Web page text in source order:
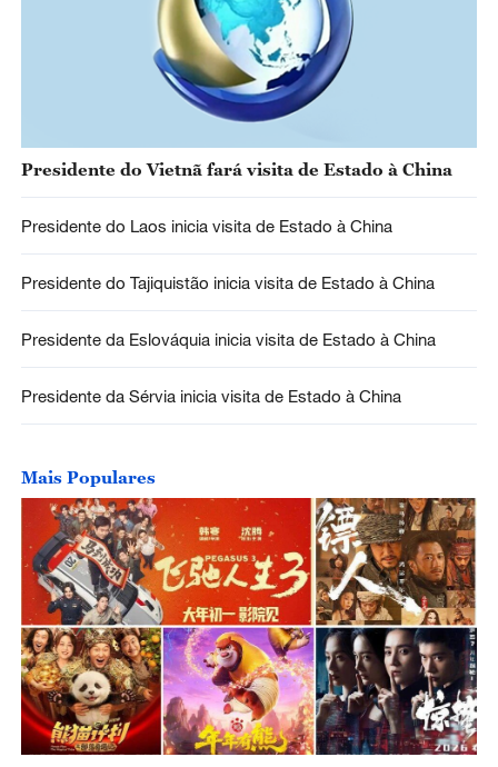
Presidente do Vietnã fará visita de Estado à China
Presidente do Laos inicia visita de Estado à China
Presidente do Tajiquistão inicia visita de Estado à China
Presidente da Eslováquia inicia visita de Estado à China
Presidente da Sérvia inicia visita de Estado à China
Mais Populares